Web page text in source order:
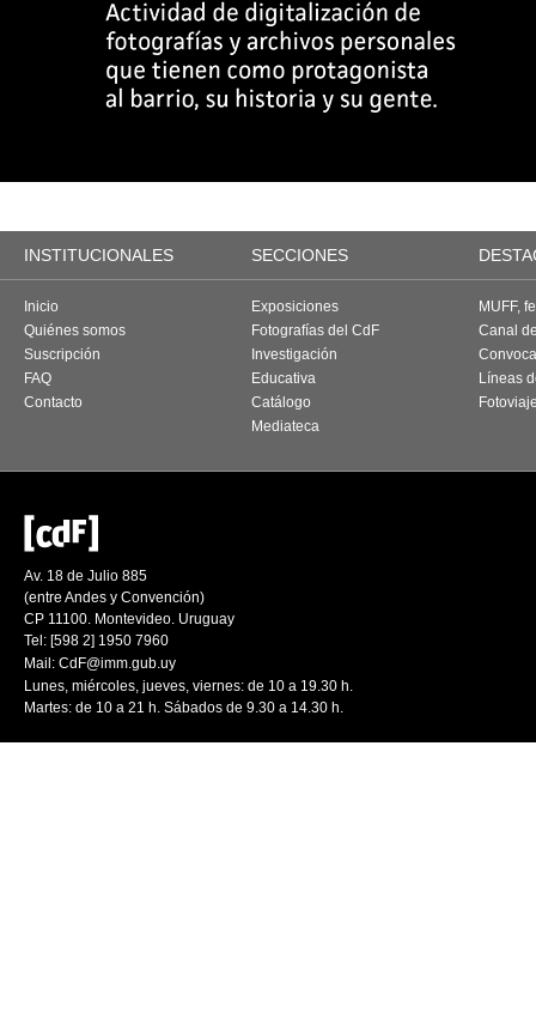
INSTITUCIONALES SECCIONES
Inicio
Quiénes somos
Suscripción
FAQ
Contacto
Exposiciones
Fotografías del CdF
Investigación
Educativa
Catálogo
Mediateca
MUFF,
Canal
Líneas
Av. 18 de Julio 885
(entre Andes y Convención)
CP 11100. Montevideo. Uruguay
Tel: [598 2] 1950 7960
Mail: CdF@imm.gub.uy
Lunes, miércoles, jueves, viernes: de 10 a 19.30 h.
Martes: de 10 a 21 h. Sábados de 9.30 a 14.30 h.